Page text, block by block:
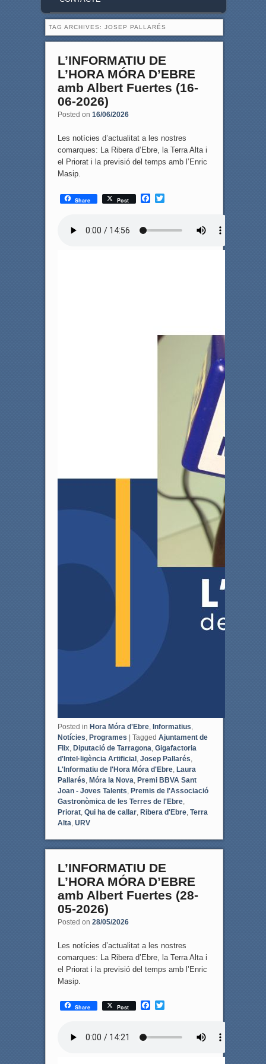
TAG ARCHIVES: JOSEP PALLARÉS
L’INFORMATIU DE
L’HORA MÓRA D’EBRE
amb Albert Fuertes (16-
06-2026)
Posted on 16/06/2026
Les notícies d’actualitat a les nostres
comarques: La Ribera d’Ebre, la Terra Alta i
el Priorat i la previsió del temps amb l’Enric
Masip.
Share Post
F
T
Posted in Hora Móra d'Ebre, Informatius
Notícies Programes | Tagged Ajuntament de
Flix, Diputació de Tarragona Gigafactoria
d'Intel·ligència Artificial, Josep Pallarés
L'Informatiu de l'Hora Móra d'Ebre, Laura
Pallarés Móra la Nova Premi BBVA Sant
Joan - Joves Talents Premis de l'Associació
Gastronòmica de les Terres de l'Ebre,
Priorat, Qui ha de callar, Ribera d'Ebre, Terra
Alta URV
L’INFORMATIU DE
L’HORA MÓRA D’EBRE
amb Albert Fuertes (28-
05-2026)
Posted on 28/05/2026
Les notícies d’actualitat a les nostres
comarques: La Ribera d’Ebre, la Terra Alta i
el Priorat i la previsió del temps amb l’Enric
Masip.
Share Post
F
T